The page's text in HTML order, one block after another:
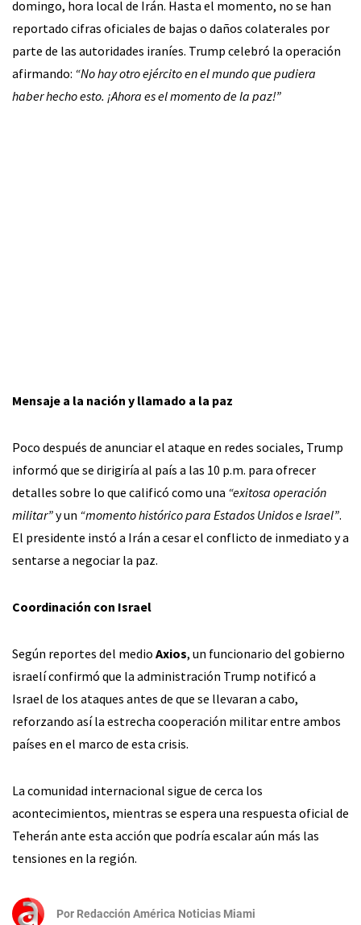
domingo, hora local de Irán. Hasta el momento, no se han
reportado cifras oficiales de bajas o daños colaterales por
parte de las autoridades iraníes. Trump celebró la operación
afirmando: “No hay otro ejército en el mundo que pudiera
haber hecho esto. ¡Ahora es el momento de la paz!”
Mensaje a la nación y llamado a la paz
Poco después de anunciar el ataque en redes sociales, Trump
informó que se dirigiría al país a las 10 p.m. para ofrecer
detalles sobre lo que calificó como una “exitosa operación
militar”y un “momento histórico para Estados Unidos e Israel”.
El presidente instó a Irán a cesar el conflicto de inmediato y a
sentarse a negociar la paz.
Coordinación con Israel
Según reportes del medio Axios, un funcionario del gobierno
israelí confirmó que la administración Trump notificó a
Israel de los ataques antes de que se llevaran a cabo,
reforzando así la estrecha cooperación militar entre ambos
países en el marco de esta crisis.
La comunidad internacional sigue de cerca los
acontecimientos, mientras se espera una respuesta oficial de
Teherán ante esta acción que podría escalar aún más las
tensiones en la región.
Por Redacción América Noticias Miami